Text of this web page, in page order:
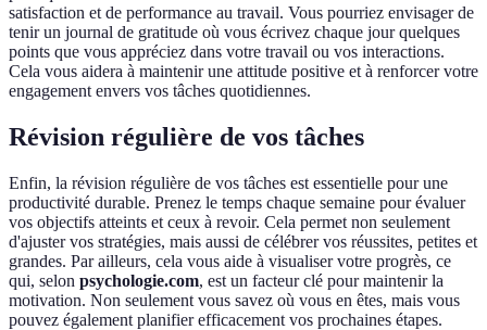
satisfaction et de performance au travail. Vous pourriez envisager de
tenir un journal de gratitude où vous écrivez chaque jour quelques
points que vous appréciez dans votre travail ou vos interactions.
Cela vous aidera à maintenir une attitude positive et à renforcer votre
engagement envers vos tâches quotidiennes.
Révision régulière de vos tâches
Enfin, la révision régulière de vos tâches est essentielle pour une
productivité durable. Prenez le temps chaque semaine pour évaluer
vos objectifs atteints et ceux à revoir. Cela permet non seulement
d'ajuster vos stratégies, mais aussi de célébrer vos réussites, petites et
grandes. Par ailleurs, cela vous aide à visualiser votre progrès, ce
qui, selon psychologie.com, est un facteur clé pour maintenir la
motivation. Non seulement vous savez où vous en êtes, mais vous
pouvez également planifier efficacement vos prochaines étapes.